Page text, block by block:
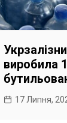
виробила
17 Липня,